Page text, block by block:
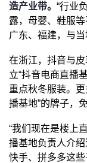
造产业带。 “行业
露，母婴、鞋服
广东、福建，与当
在浙江，抖音与
立“抖音电商直播
重点秋冬服装。
播基地”的牌子，
“我们现在是楼上
播基地负责人介绍
快手、拼多多这些